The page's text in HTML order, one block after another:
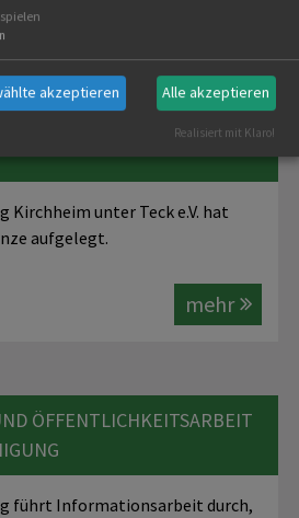
KIRCHHEIM
Kirchheim unter Teck e.V. hat
aufgelegt.
mehr
ÖFFENTLICHKEITSARBEIT
führt Informationsarbeit durch,
akzeptieren Alle akzeptieren
Realisiert mit Klaro!